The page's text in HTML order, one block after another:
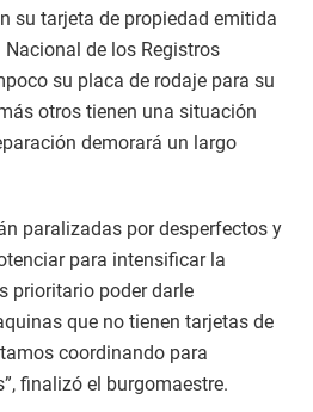
su tarjeta de propiedad emitida
de los Registros
su placa de rodaje para su
otros tienen una situación
demorará un largo
paralizadas por desperfectos y
para intensificar la
prioritario poder darle
que no tienen tarjetas de
coordinando para
finalizó el burgomaestre.